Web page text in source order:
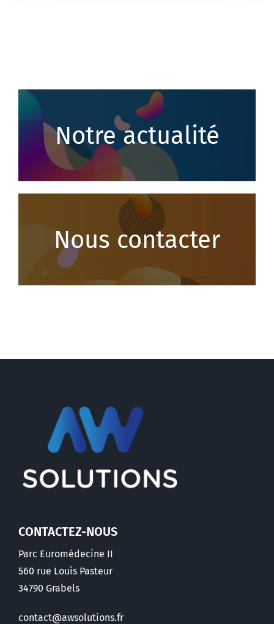
Notre actualité
Nous contacter
CONTACTEZ-NOUS
Parc Euromédecine II
560 rue Louis Pasteur
34790 Grabels
contact@awsolutions.fr